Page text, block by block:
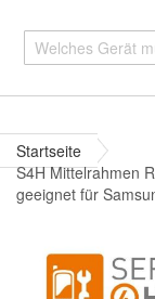
Startseite
S4H Mittelrahmen
geeignet für